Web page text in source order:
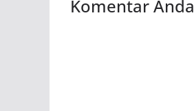
Komentar Anda